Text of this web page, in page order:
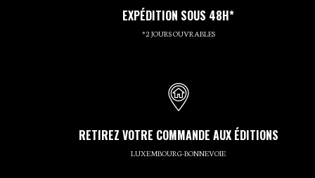
EXPÉDITION SOUS 48H*
*2 JOURS OUVRABLES
RETIREZ VOTRE COMMANDE AUX ÉDITIONS
LUXEMBOURG-BONNEVOIE